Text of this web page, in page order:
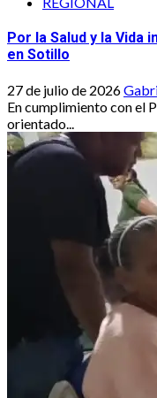
Por la Salud y la Vida
en Sotillo
27 de julio de 2026
En cumplimiento con el
orientado...